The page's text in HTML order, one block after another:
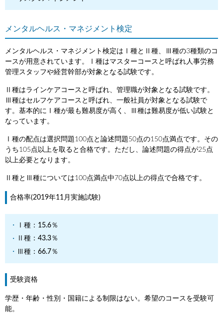
メンタルヘルス・マネジメント検定
メンタルヘルス・マネジメント検定はⅠ種とⅡ種、Ⅲ種の3種類のコ
ースが用意されています。Ⅰ種はマスターコースと呼ばれ人事労務
管理スタッフや経営幹部が対象となる試験です。
Ⅱ種はラインケアコースと呼ばれ、管理職が対象となる試験です。
Ⅲ種はセルフケアコースと呼ばれ、一般社員が対象となる試験で
す。基本的にⅠ種が最も難易度が高く、Ⅲ種は難易度が低い試験と
なっています。
Ⅰ種の配点は選択問題100点と論述問題50点の150点満点です。その
うち105点以上を取ると合格です。ただし、論述問題の得点が25点
以上必要となります。
Ⅱ種とⅢ種については100点満点中70点以上の得点で合格です。
合格率(2019年11月実施試験)
Ⅰ種：15.6％
Ⅱ種：43.3％
Ⅲ種：66.7％
受験資格
学歴・年齢・性別・国籍による制限はない。希望のコースを受験可
能。